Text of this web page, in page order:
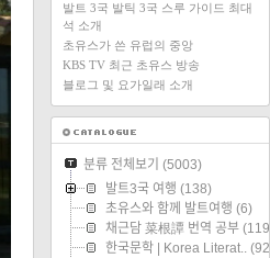
발트 3국 발틱 3국 스루 가이드 최대
석 소개
초유스가 쓴 유럽의 중앙
KBS TV 최근 초유스 방송
블로그 및 요가일래 소개
분류 전체보기 (5003)
발트3국 여행 (138)
초유스와 함께 발트여행 (6)
채근담 菜根譚 번역 공부 (119)
한국문학 | Korea Literat.. (92)